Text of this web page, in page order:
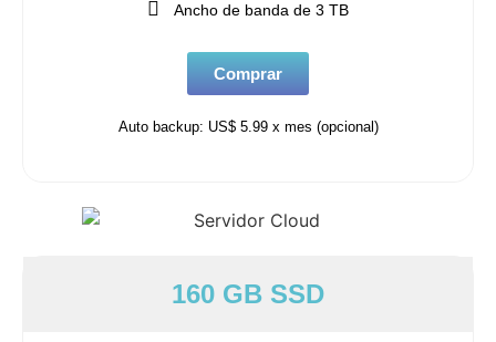
Ancho de banda de 3 TB
Comprar
Auto backup: US$ 5.99 x mes (opcional)
160 GB SSD